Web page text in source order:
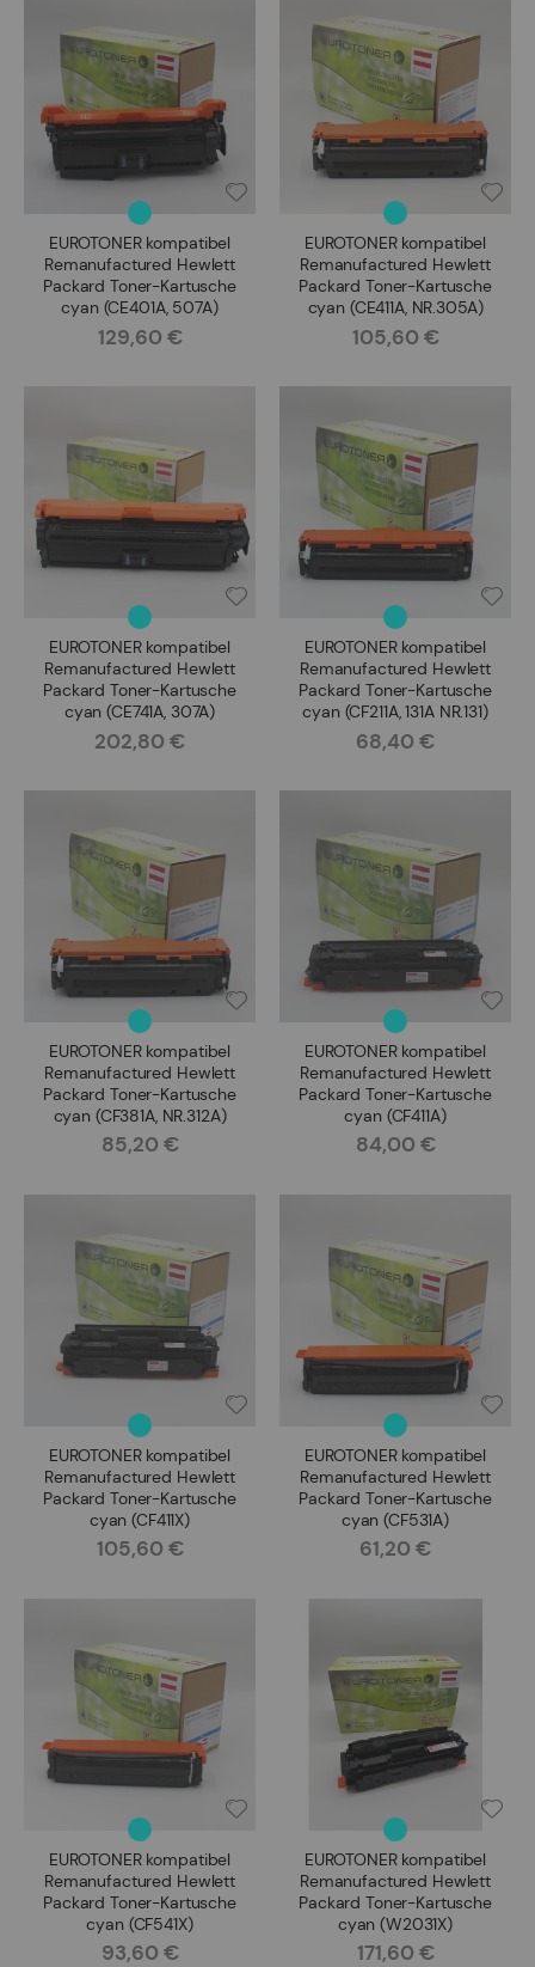
EUROTONER kompatibel
Remanufactured Hewlett
Packard Toner-Kartusche
cyan (CE401A, 507A)
Rating:
129,60 €
EUROTONER kompatibel
Remanufactured Hewlett
Packard Toner-Kartusche
cyan (CE411A, NR.305A)
Rating:
105,60 €
EUROTONER kompatibel
Remanufactured Hewlett
Packard Toner-Kartusche
cyan (CE741A, 307A)
Rating:
202,80 €
EUROTONER kompatibel
Remanufactured Hewlett
Packard Toner-Kartusche
cyan (CF211A, 131A NR.131)
Rating:
68,40 €
EUROTONER kompatibel
Remanufactured Hewlett
Packard Toner-Kartusche
cyan (CF381A, NR.312A)
Rating:
85,20 €
EUROTONER kompatibel
Remanufactured Hewlett
Packard Toner-Kartusche
cyan (CF411A)
Rating:
84,00 €
EUROTONER kompatibel
Remanufactured Hewlett
Packard Toner-Kartusche
cyan (CF411X)
Rating:
105,60 €
EUROTONER kompatibel
Remanufactured Hewlett
Packard Toner-Kartusche
cyan (CF531A)
Rating:
61,20 €
EUROTONER kompatibel
Remanufactured Hewlett
Packard Toner-Kartusche
cyan (CF541X)
Rating:
93,60 €
EUROTONER kompatibel
Remanufactured Hewlett
Packard Toner-Kartusche
cyan (W2031X)
Rating:
171,60 €